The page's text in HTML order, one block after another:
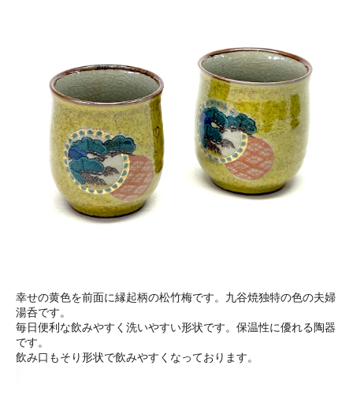
幸せの黄色を前面に縁起柄の松竹梅です。九谷焼独特の色の夫婦
湯呑です。
毎日便利な飲みやすく洗いやすい形状です。保温性に優れる陶器
です。
飲み口もそり形状で飲みやすくなっております。